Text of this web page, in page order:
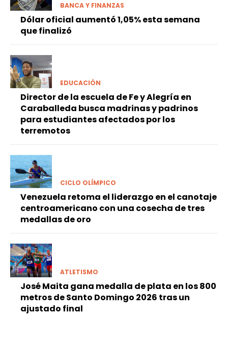
BANCA Y FINANZAS
Dólar oficial aumentó 1,05% esta semana
que finalizó
EDUCACIÓN
Director de la escuela de Fe y Alegría en
Caraballeda busca madrinas y padrinos
para estudiantes afectados por los
terremotos
CICLO OLÍMPICO
Venezuela retoma el liderazgo en el canotaje
centroamericano con una cosecha de tres
medallas de oro
ATLETISMO
José Maita gana medalla de plata en los 800
metros de Santo Domingo 2026 tras un
ajustado final